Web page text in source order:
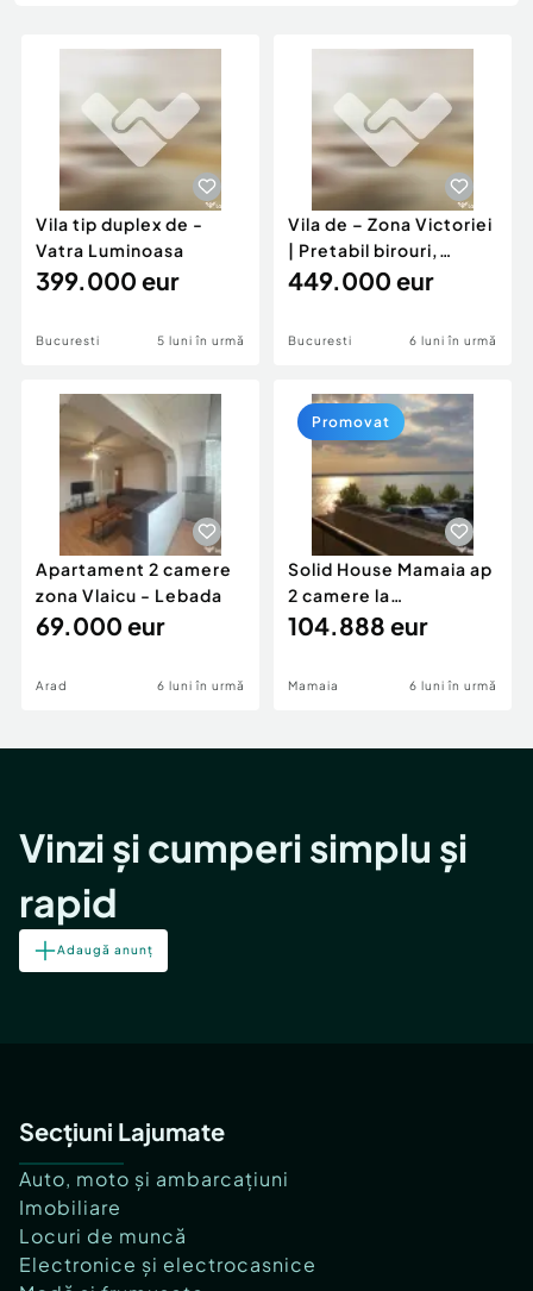
Afaceri și echipamente profesionale
Inchiriere Bunuri si Vehicule
Piese auto si accesorii
Vila tip duplex de -
Vatra Luminoasa
399.000 eur
Bucuresti 5 luni în urmă
Vila de – Zona Victoriei
| Pretabil birouri,
clinica sau r
449.000 eur
Bucuresti 6 luni în urmă
Apartament 2 camere
zona Vlaicu - Lebada
69.000 eur
Arad 6 luni în urmă
Solid House Mamaia ap
2 camere la
cheie,langa Mega
104.888 eur
Mamaia 6 luni în urmă
Promovat
Vinzi și cumperi simplu și
rapid
Adaugă anunț
Secțiuni Lajumate
Auto, moto și ambarcațiuni
Imobiliare
Locuri de muncă
Electronice și electrocasnice